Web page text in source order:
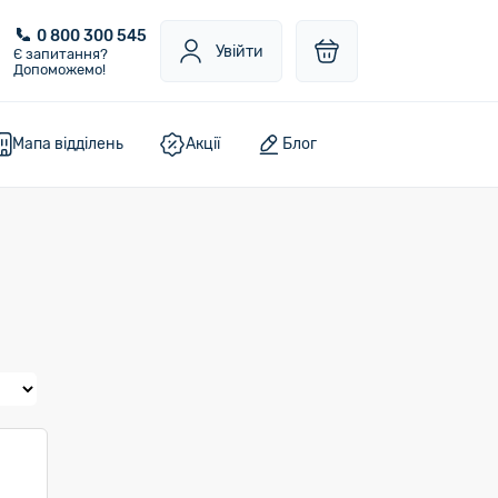
0 800 300 545
Є запитання?
Допоможемо!
Увійти
Мапа відділень Акції Блог